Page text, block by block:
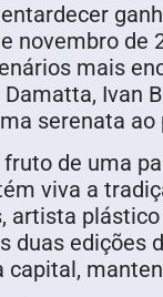
novembro de
mais
Damatta, Ivan
serenata ao
de uma
viva a
artista
duas edições
capital,